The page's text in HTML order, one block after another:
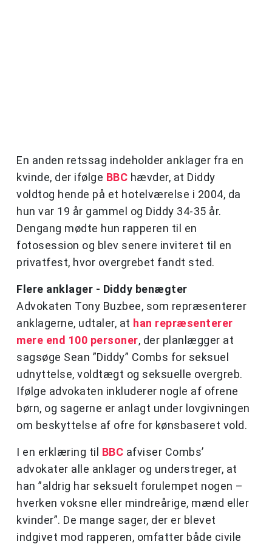
En anden retssag indeholder anklager fra en
kvinde, der ifølge BBC hævder, at Diddy
voldtog hende på et hotelværelse i 2004, da
hun var 19 år gammel og Diddy 34-35 år.
Dengang mødte hun rapperen til en
fotosession og blev senere inviteret til en
privatfest, hvor overgrebet fandt sted.
Flere anklager - Diddy benægter
Advokaten Tony Buzbee, som repræsenterer
anklagerne, udtaler, at han repræsenterer
mere end 100 personer, der planlægger at
sagsøge Sean ”Diddy” Combs for seksuel
udnyttelse, voldtægt og seksuelle overgreb.
Ifølge advokaten inkluderer nogle af ofrene
børn, og sagerne er anlagt under lovgivningen
om beskyttelse af ofre for kønsbaseret vold.
I en erklæring til BBC afviser Combs’
advokater alle anklager og understreger, at
han ”aldrig har seksuelt forulempet nogen –
hverken voksne eller mindreårige, mænd eller
kvinder”. De mange sager, der er blevet
indgivet mod rapperen, omfatter både civile